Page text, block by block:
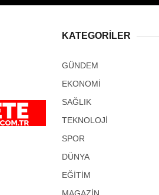
KATEGORİLER
GÜNDEM
EKONOMİ
SAĞLIK
TEKNOLOJİ
SPOR
DÜNYA
EĞİTİM